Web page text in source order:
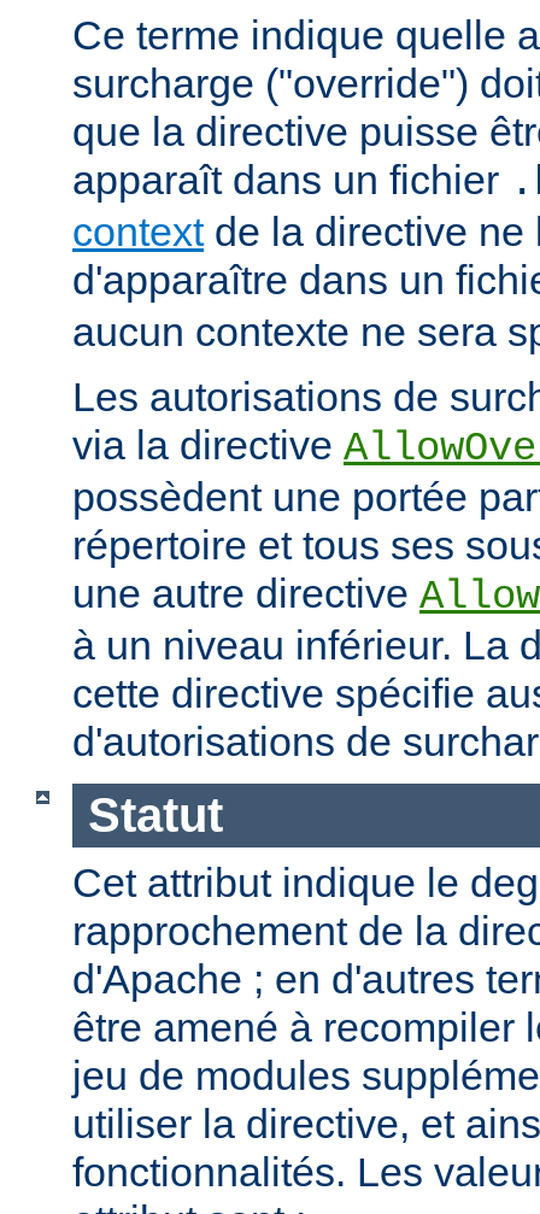
Ce terme indique quelle
surcharge ("override")
que la directive puisse
apparaît dans un fichier
contextde la directive ne
d'apparaître dans un
aucun contexte ne sera
Les autorisations de
via la directive
possèdent une portée
répertoire et tous ses
une autre directive
à un niveau inférieur. La
cette directive spécifie
d'autorisations de
Statut
Cet attribut indique le
rapprochement de la
d'Apache ; en d'autres
être amené à recompiler
jeu de modules
utiliser la directive, et
fonctionnalités. Les